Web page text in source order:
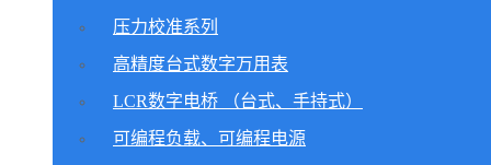
压力校准系列
高精度台式数字万用表
LCR数字电桥 （台式、手持式）
可编程负载、可编程电源